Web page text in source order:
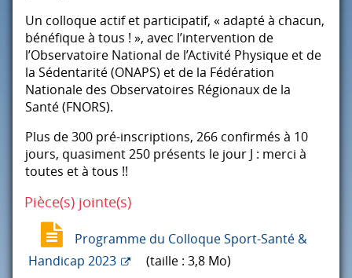
Un colloque actif et participatif, « adapté à chacun,
bénéfique à tous ! », avec l’intervention de
l’Observatoire National de l’Activité Physique et de
la Sédentarité (ONAPS) et de la Fédération
Nationale des Observatoires Régionaux de la
Santé (FNORS).
Plus de 300 pré-inscriptions, 266 confirmés à 10
jours, quasiment 250 présents le jour J : merci à
toutes et à tous !!
Pièce(s) jointe(s)
Programme du Colloque Sport-Santé &
Handicap 2023
(taille : 3,8 Mo)